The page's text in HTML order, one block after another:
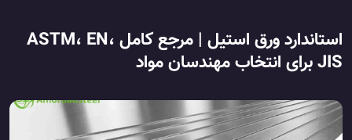
استاندارد ورق استیل | مرجع کامل ASTM، EN،
JIS برای انتخاب مهندسان مواد